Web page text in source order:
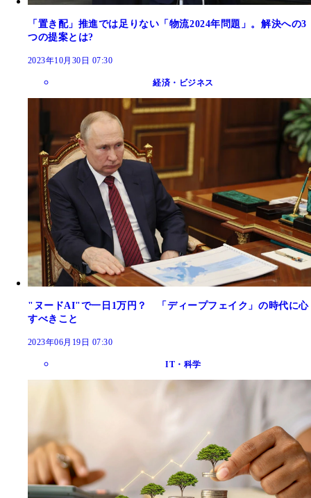
「置き配」推進では足りない「物流2024年問題」。解決への3
つの提案とは?
2023年10月30日 07:30
経済・ビジネス
"ヌードAI"で一日1万円？ 「ディープフェイク」の時代に心
すべきこと
2023年06月19日 07:30
IT・科学